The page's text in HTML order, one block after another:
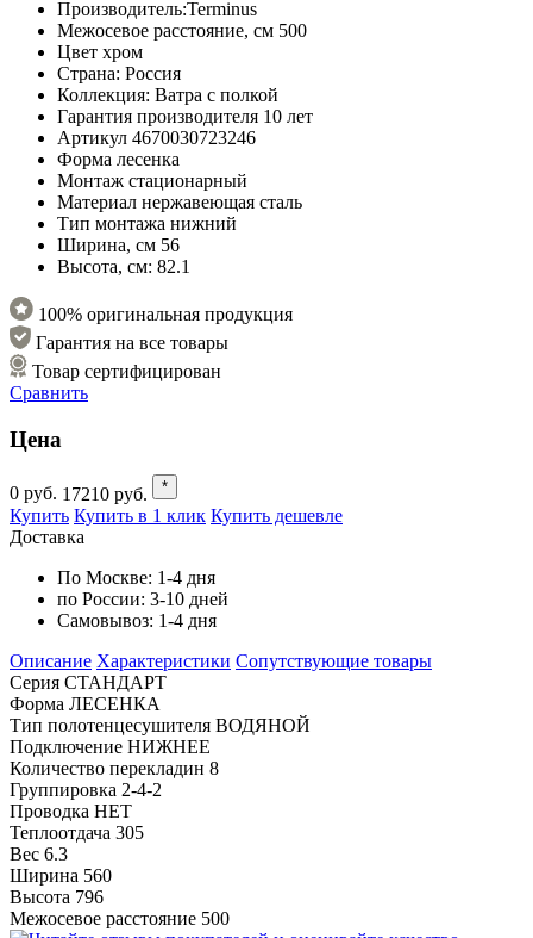
Производитель:Terminus
Межосевое расстояние, см 500
Цвет хром
Страна: Россия
Коллекция: Ватра с полкой
Гарантия производителя 10 лет
Артикул 4670030723246
Форма лесенка
Монтаж стационарный
Материал нержавеющая сталь
Тип монтажа нижний
Ширина, см 56
Высота, см: 82.1
100% оригинальная продукция
Гарантия на все товары
Товар сертифицирован
Сравнить
Цена
0 руб. 17210 руб. *
Купить Купить в 1 клик Купить дешевле
Доставка
По Москве: 1-4 дня
по России: 3-10 дней
Самовывоз: 1-4 дня
Описание Характеристики Cопутствующие товары
Серия СТАНДАРТ
Форма ЛЕСЕНКА
Тип полотенцесушителя ВОДЯНОЙ
Подключение НИЖНЕЕ
Количество перекладин 8
Группировка 2-4-2
Проводка НЕТ
Теплоотдача 305
Вес 6.3
Ширина 560
Высота 796
Межосевое расстояние 500